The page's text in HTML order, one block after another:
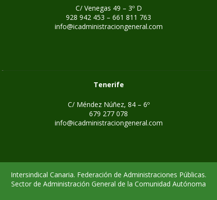
C/ Venegas 49 – 3º D
928 942 453 – 661 811 763
info@icadministraciongeneral.com
Tenerife
C/ Méndez Núñez, 84 – 6º
679 277 078
info@icadministraciongeneral.com
Intersindical Canaria. Federación de Administraciones Públicas.
Sector de Administración General de la Comunidad Autónoma